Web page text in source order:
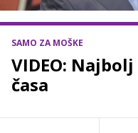
SAMO ZA MOŠKE
VIDEO:
časa